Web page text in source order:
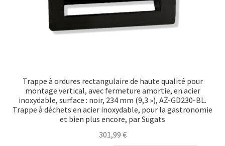
Trappe à ordures rectangulaire de haute qualité pour
montage vertical, avec fermeture amortie, en acier
inoxydable, surface : noir, 234 mm (9,3 »), AZ-GD230-BL.
Trappe à déchets en acier inoxydable, pour la gastronomie
et bien plus encore, par Sugats
301,99 €